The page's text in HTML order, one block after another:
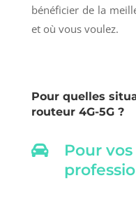
bénéficier de la
et où vous voulez.
Pour quelles
routeur 4G-5G ?

Pour